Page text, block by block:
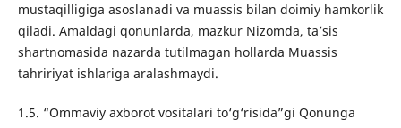
mustaqilligiga asoslanadi va muassis bilan doimiy hamkorlik
qiladi. Amaldagi qonunlarda, mazkur Nizomda, ta’sis
shartnomasida nazarda tutilmagan hollarda Muassis
tahririyat ishlariga aralashmaydi.
1.5. “Ommaviy axborot vositalari to‘g‘risida”gi Qonunga